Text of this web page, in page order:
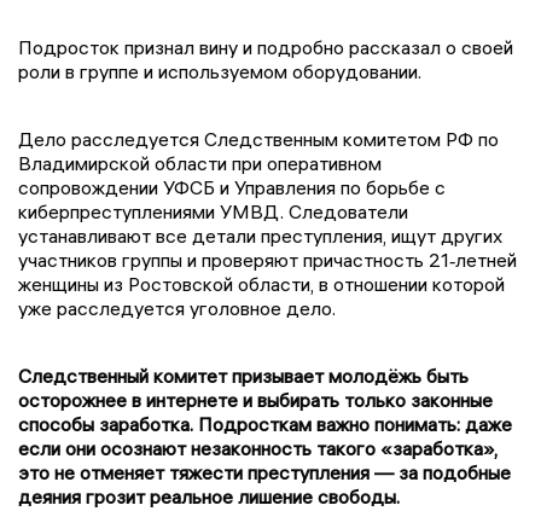
Подросток признал вину и подробно рассказал о своей
роли в группе и используемом оборудовании.
Дело расследуется Следственным комитетом РФ по
Владимирской области при оперативном
сопровождении УФСБ и Управления по борьбе с
киберпреступлениями УМВД. Следователи
устанавливают все детали преступления, ищут других
участников группы и проверяют причастность 21‑летней
женщины из Ростовской области, в отношении которой
уже расследуется уголовное дело.
Следственный комитет призывает молодёжь быть
осторожнее в интернете и выбирать только законные
способы заработка. Подросткам важно понимать: даже
если они осознают незаконность такого «заработка»,
это не отменяет тяжести преступления — за подобные
деяния грозит реальное лишение свободы.